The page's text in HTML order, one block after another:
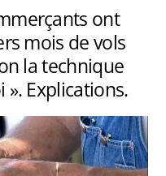
ont
mois de vols
la technique
Explications.